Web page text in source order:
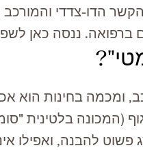
הדו-צדדי והמורכב
ברפואה. ננסה כאן
ומכמה בחינות הוא
(המכונה בלטינית"
להבנה, ואפילו